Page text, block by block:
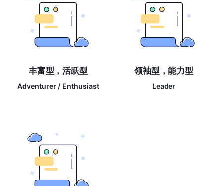
丰富型，活跃型
Adventurer / Enthusiast
领袖型，能力型
Leader